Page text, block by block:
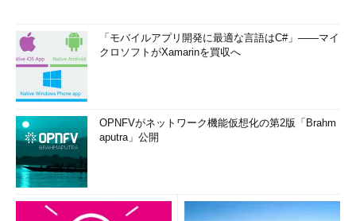
「モバイルアプリ開発に最適な言語はC#」――マイ
クロソフトがXamarinを買収へ
OPNFVがネットワーク機能仮想化の第2版「Brahm
aputra」公開